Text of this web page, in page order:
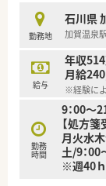
■育児休
時短勤務
■年間休
■日用品
たくさん
勤務地
石川県
加賀温泉
給与
年収
月給
※経験に
勤務
時間
9：00～
【処方箋
月火水
土/9：
※週40